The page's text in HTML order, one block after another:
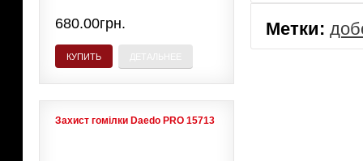
680.00грн.
КУПИТЬ
Захист гомілки Daedo PRO 15713
Метки: